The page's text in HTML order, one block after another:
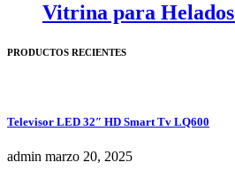
Vitrina para Helados
PRODUCTOS RECIENTES
Televisor LED 32″ HD Smart Tv LQ600
admin marzo 20, 2025